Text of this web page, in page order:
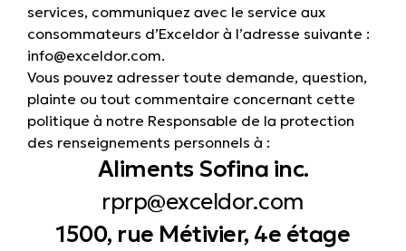
services, communiquez avec le service aux
consommateurs d’Exceldor à l’adresse suivante :
info@exceldor.com.
Vous pouvez adresser toute demande, question,
plainte ou tout commentaire concernant cette
politique à notre Responsable de la protection
des renseignements personnels à :
Aliments Sofina inc.
rprp@exceldor.com
1500, rue Métivier, 4e étage